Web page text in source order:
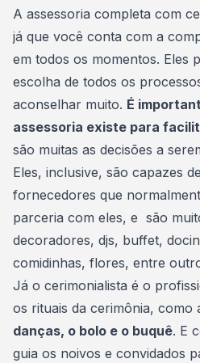
A assessoria completa com
já que você conta com a
em todos os momentos. Eles
escolha de todos os
aconselhar muito. É
assessoria existe para
são muitas as decisões a
Eles, inclusive, são capazes
fornecedores que
parceria com eles, e são
decoradores, djs, buffet,
comidinhas, flores, entre
Já o cerimonialista é o
os rituais da cerimônia, como
danças, o bolo e o buquê. E
guia os noivos e convidados